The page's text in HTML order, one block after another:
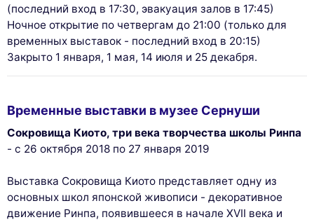
This website uses
cookies
experience, measure our audience, and personalize the ads shown to
Consents certified by
(последний вход в 17:30, эвакуация залов в 17:45)
Ночное открытие по четвергам до 21:00 (только для
временных выставок - последний вход в 20:15)
Закрыто 1 января, 1 мая, 14 июля и 25 декабря.
Временные выставки в музее Сернуши
Сокровища Киото, три века творчества школы Ринпа
- с 26 октября 2018 по 27 января 2019
Выставка Сокровища Киото представляет одну из
основных школ японской живописи - декоративное
движение Ринпа, появившееся в начале XVII века и